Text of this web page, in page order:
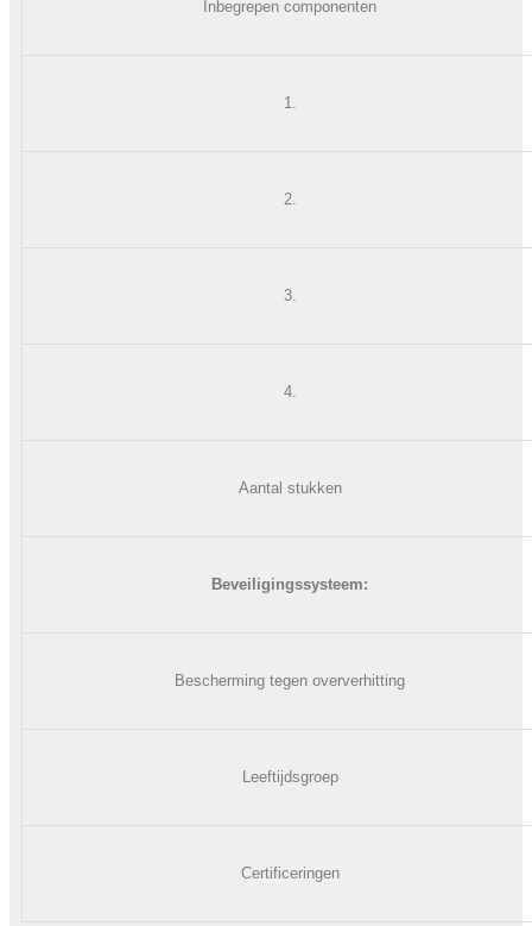
Inbegrepen componenten
1.
2.
3.
4.
Aantal stukken
Beveiligingssysteem:
Bescherming tegen oververhitting
Leeftijdsgroep
Certificeringen